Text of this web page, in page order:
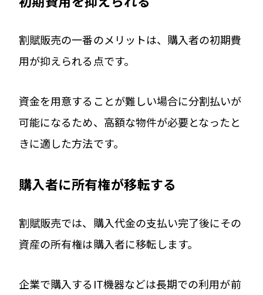
割賦販売の一番のメリットは、購入者の初期費
用が抑えられる点です。
資金を用意することが難しい場合に分割払いが
可能になるため、高額な物件が必要となったと
きに適した方法です。
購入者に所有権が移転する
割賦販売では、購入代金の支払い完了後にその
資産の所有権は購入者に移転します。
企業で購入するIT機器などは長期での利用が前